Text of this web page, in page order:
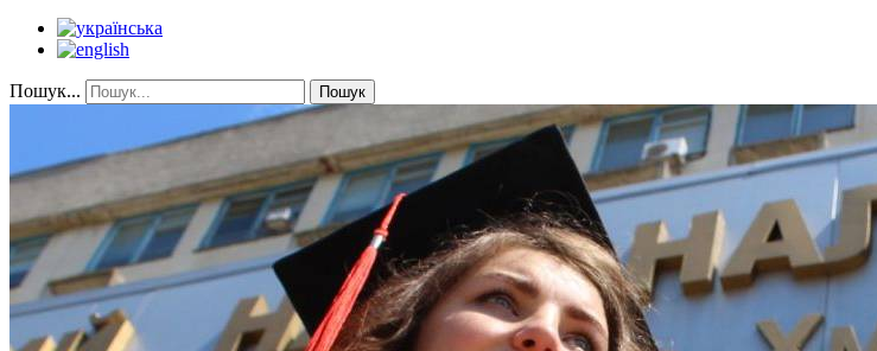
Пошук... Пошук